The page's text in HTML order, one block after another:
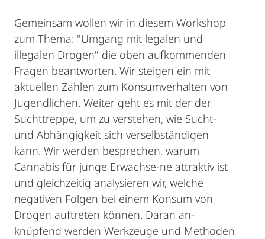
Gemeinsam wollen wir in diesem Workshop
zum Thema: "Umgang mit legalen und
illegalen Drogen" die oben aufkommenden
Fragen beantworten. Wir steigen ein mit
aktuellen Zahlen zum Konsumverhalten von
Jugendlichen. Weiter geht es mit der der
Suchttreppe, um zu verstehen, wie Sucht-
und Abhängigkeit sich verselbständigen
kann. Wir werden besprechen, warum
Cannabis für junge Erwachse-ne attraktiv ist
und gleichzeitig analysieren wir, welche
negativen Folgen bei einem Konsum von
Drogen auftreten können. Daran an-
knüpfend werden Werkzeuge und Methoden